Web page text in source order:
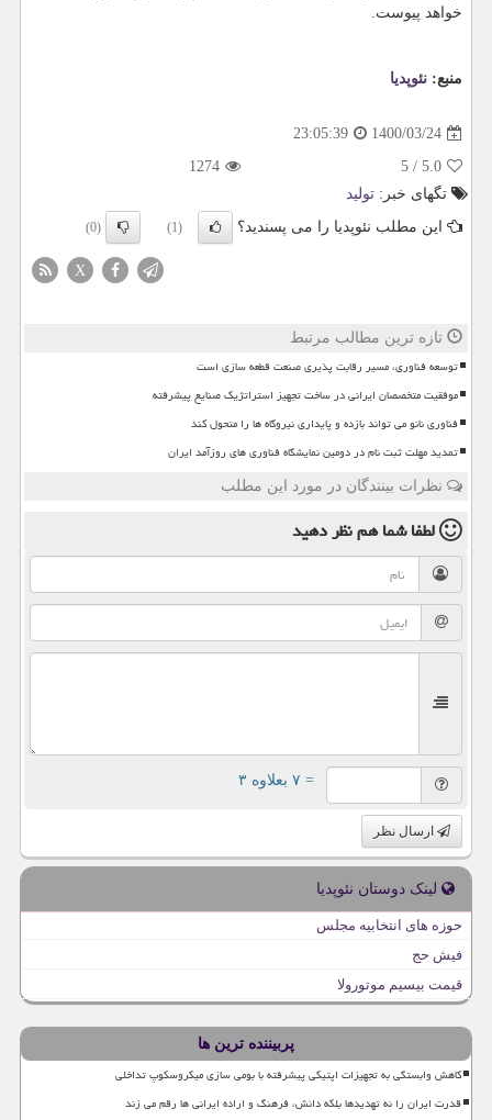
خواهد پیوست.
منبع: نئوپدیا
1400/03/24
23:05:39
5.0
/
5
1274
تگهای خبر: تولید
این مطلب نئوپدیا را می پسندید؟
(1)
(0)
X
تازه ترین مطالب مرتبط
توسعه فناوری، مسیر رقابت پذیری صنعت قطعه سازی است
موفقیت متخصصان ایرانی در ساخت تجهیز استراتژیک صنایع پیشرفته
فناوری نانو می تواند بازده و پایداری نیروگاه ها را متحول کند
تمدید مهلت ثبت نام در دومین نمایشگاه فناوری های روزآمد ایران
نظرات بینندگان در مورد این مطلب
لطفا شما همنظر دهید
= ۷ بعلاوه ۳
ارسال نظر
لینک دوستان نئوپدیا
حوزه های انتخابیه مجلس
فیش حج
قیمت بیسیم موتورولا
پربیننده ترین ها
کاهش وابستگی به تجهیزات اپتیکی پیشرفته با بومی سازی میکروسکوپ تداخلی
قدرت ایران را نه تهدیدها بلکه دانش، فرهنگ و اراده ایرانی ها رقم می زند